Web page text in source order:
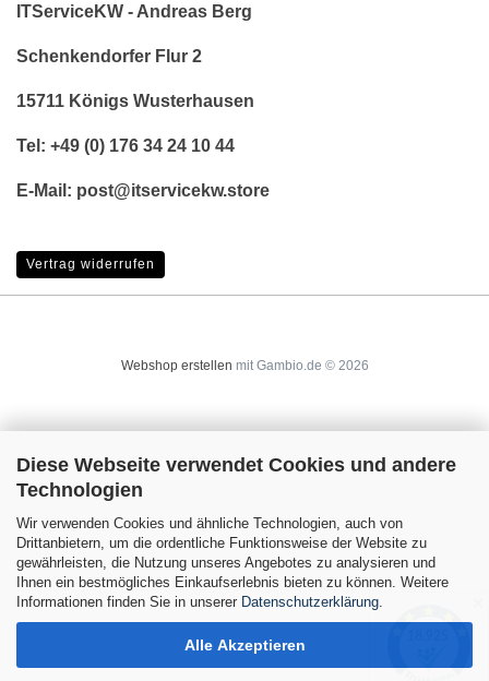
Diese Webseite verwendet Cookies und andere
Technologien
Wir verwenden Cookies und ähnliche Technologien, auch von
Drittanbietern, um die ordentliche Funktionsweise der Website zu
gewährleisten, die Nutzung unseres Angebotes zu analysieren und
Ihnen ein bestmögliches Einkaufserlebnis bieten zu können. Weitere
Informationen finden Sie in unserer Datenschutzerklärung
Alle Akzeptieren
ITServiceKW - Andreas Berg
Schenkendorfer Flur 2
15711 Königs Wusterhausen
Tel: +49 (0) 176 34 24 10 44
E-Mail: post@itservicekw.store
Vertrag widerrufen
Webshop erstellen mit Gambio.de © 2026